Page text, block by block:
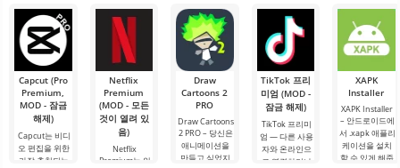
픽으로 안드로
이드 장치용으
로 제작되었습
니다. 여기서 당
신은 이웃과의
복잡한 상황을
서 깨어난다고
상상해 보세요.
머리가 지끈거
리고.
내는 특징이 있
습니다. 이 게임
은 애니마트로
닉과 함께하는
유명 게임
어의 세계로 빠
뜨립니다. 스토
리에 따르면, 여
러분은
드용 아이코닉
호러 게임으로,
전 세계적인 센
세이션을 일으
켰습니다. 이 게
임은.
Capcut (Pro
Premium,
MOD - 잠금
해제)
Capcut는 비디
오 편집을 위한
가장 추천되는
Netflix
Premium
(MOD - 모든
것이 열려 있
음)
Netflix
Premium는 안
Draw
Cartoons 2
PRO
Draw Cartoons
2 PRO – 당신은
애니메이션을
만들고 싶었지
TikTok 프리
미엄 (MOD -
잠금 해제)
TikTok 프리미
엄 — 다른 사용
자와 온라인으
로 연결하거나
XAPK
Installer
XAPK Installer
– 안드로이드에
서 .xapk 애플리
케이션을 설치
할 수 있게 해줍